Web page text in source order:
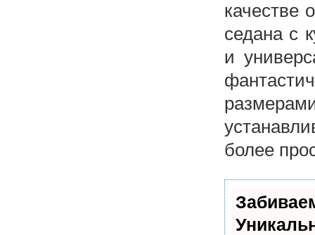
качестве
седана с
и
более